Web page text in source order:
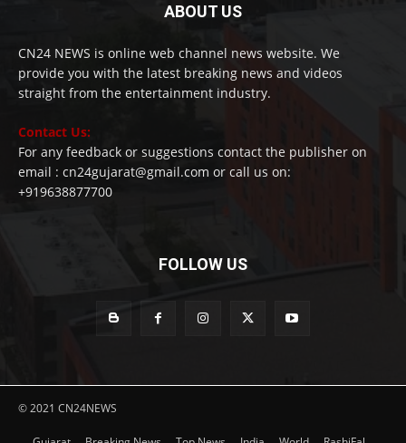
ABOUT US
CN24 NEWS is online web channel news website. We
provide you with the latest breaking news and videos
straight from the entertainment industry.
Contact Us:
For any feedback or suggestions contact the publisher on
email : cn24gujarat@gmail.com or call us on:
+919638877700
FOLLOW US
© 2021 CN24NEWS